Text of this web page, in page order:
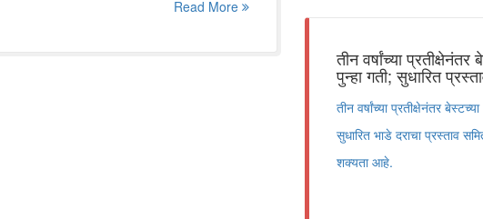
Read More
तीन वर्षांच्या
पुन्हा गती; सुधारित
तीन वर्षांच्या प्रतीक्षेनंतर
सुधारित भाडे दराचा प्रस्ताव
शक्यता आहे.